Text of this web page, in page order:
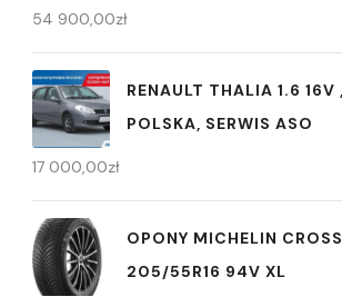
54 900,00zł
RENAULT THALIA 1.6 16V
POLSKA, SERWIS ASO
17 000,00zł
OPONY MICHELIN
205/55R16 94V XL